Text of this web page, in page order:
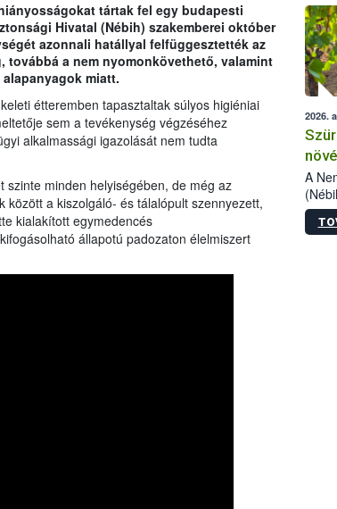
tártak fel egy budapesti
Hivatal (Nébih) szakemberei október
azonnali hatállyal felfüggesztették az
a nem nyomonkövethető, valamint
miatt.
étteremben tapasztaltak súlyos higiéniai
sem a tevékenység végzéséhez
alkalmassági igazolását nem tudta
minden helyiségében, de még az
a kiszolgáló- és tálalópult szennyezett,
kialakított egymedencés
állapotú padozaton élelmiszert
2026.
A